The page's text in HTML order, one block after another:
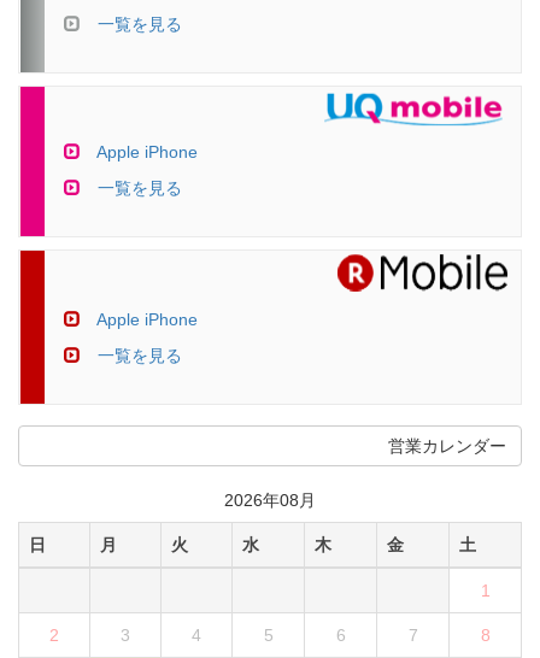
一覧を見る
Apple iPhone
一覧を見る
Apple iPhone
一覧を見る
営業カレンダー
2026年08月
日 月 火 水 木 金 土
1
2 3 4 5 6 7 8